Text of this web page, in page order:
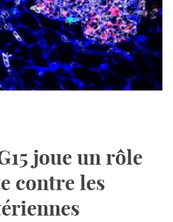
joue un rôle
contre les